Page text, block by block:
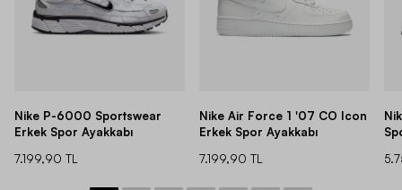
Nike P-6000 Sportswear
Erkek Spor Ayakkabı
7.199,90 TL
Nike Air Force 1 '07 CO Icon
Erkek Spor Ayakkabı
7.199,90 TL